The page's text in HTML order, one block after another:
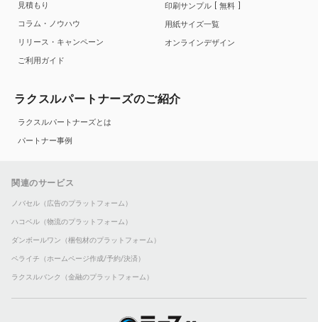
見積もり
コラム・ノウハウ
リリース・キャンペーン
ご利用ガイド
印刷サンプル
無料
用紙サイズ一覧
オンラインデザイン
ラクスルパートナーズのご紹介
ラクスルパートナーズとは
パートナー事例
関連のサービス
ノバセル（広告のプラットフォーム）
ハコベル（物流のプラットフォーム）
ダンボールワン（梱包材のプラットフォーム）
ペライチ（ホームページ作成/予約/決済）
ラクスルバンク（金融のプラットフォーム）